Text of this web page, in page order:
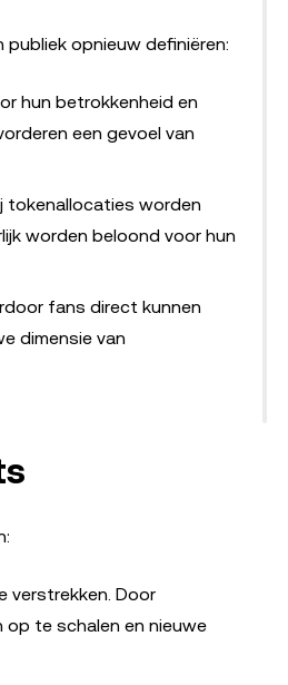
opnieuw definiëren:
hun betrokkenheid en
een gevoel van
tokenallocaties worden
worden beloond voor hun
fans direct kunnen
dimensie van
verstrekken. Door
op te schalen en nieuwe